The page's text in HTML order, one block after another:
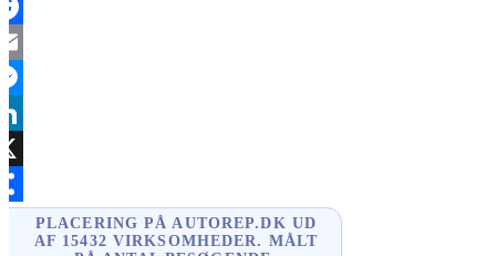
PLACERING PÅ AUTOREP.DK UD
AF 15432 VIRKSOMHEDER. MÅLT